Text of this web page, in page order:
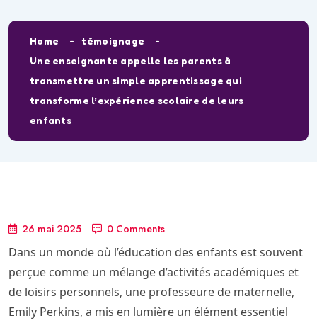
Home
témoignage
Une enseignante appelle les parents à
transmettre un simple apprentissage qui
transforme l’expérience scolaire de leurs
enfants
26 mai 2025 0 Comments
Dans un monde où l’éducation des enfants est souvent
perçue comme un mélange d’activités académiques et
de loisirs personnels, une professeure de maternelle,
Emily Perkins, a mis en lumière un élément essentiel